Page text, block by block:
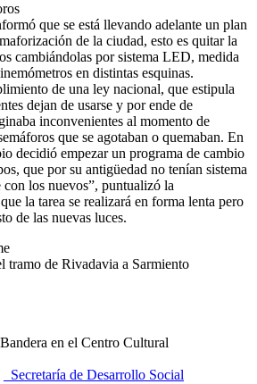
que se está llevando adelante un plan
de la ciudad, esto es quitar la
cambiándolas por sistema LED, medida
en distintas esquinas.
de una ley nacional, que estipula
dejan de usarse y por ende de
inconvenientes al momento de
que se agotaban o quemaban. En
decidió empezar un programa de cambio
que por su antigüedad no tenían sistema
los nuevos”, puntualizó la
la tarea se realizará en forma lenta pero
de las nuevas luces.
tramo de Rivadavia a Sarmiento
_Secretaría de Desarrollo Social